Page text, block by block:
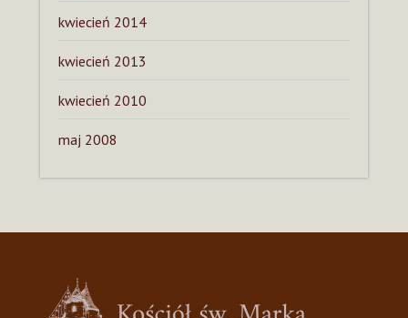
kwiecień 2014
kwiecień 2013
kwiecień 2010
maj 2008